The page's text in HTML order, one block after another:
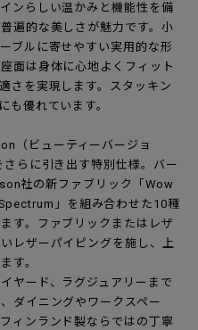
ンらしい温かみと機能性を備
遍的な美しさが魅力です。小
ブルに寄せやすい実用的な形
面は身体に心地よくフィット
さを実現します。スタッキン
も優れています。
（ビューティーバージョ
らに引き出す特別仕様。バー
社の新ファブリック「Wow
」を組み合わせた10種
す。ファブリックまたはレザ
レザーパイピングを施し、上
す。
ヤード、ラグジュアリーまで
ダイニングやワークスペー
ィンランド製ならではの丁寧